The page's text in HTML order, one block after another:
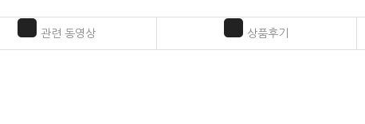
관련 동영상 상품후기